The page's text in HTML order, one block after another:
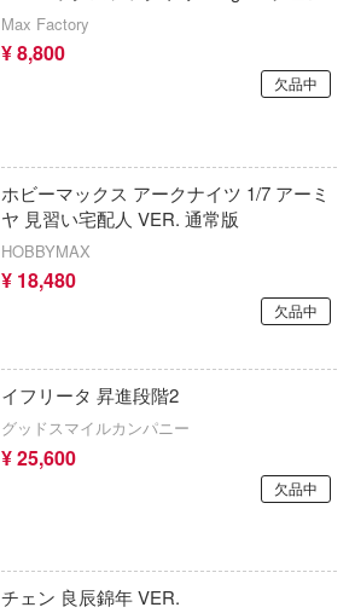
Max Factory
¥ 8,800
欠品中
ホビーマックス アークナイツ 1/7 アーミ
ヤ 見習い宅配人 VER. 通常版
HOBBYMAX
¥ 18,480
欠品中
イフリータ 昇進段階2
グッドスマイルカンパニー
¥ 25,600
欠品中
チェン 良辰錦年 VER.
HUNTER×HUNTER
PANTY & STOCKING with GARTERBELT
パルワールド
BanG Dream!(バンドリ！)
バディ・コンプレックス
ハイキュー!!
ピーナッツ